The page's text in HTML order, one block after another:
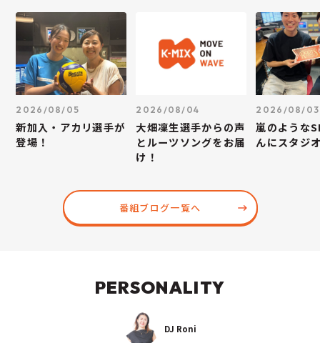
2026/08/05
新加入・アカリ選手が
登場！
2026/08/04
大畑凜生選手からの声
とルーツソングをお届
け！
2026/08/03
嵐のような
んにスタジ
番組ブログ一覧へ
PERSONALITY
DJ Roni